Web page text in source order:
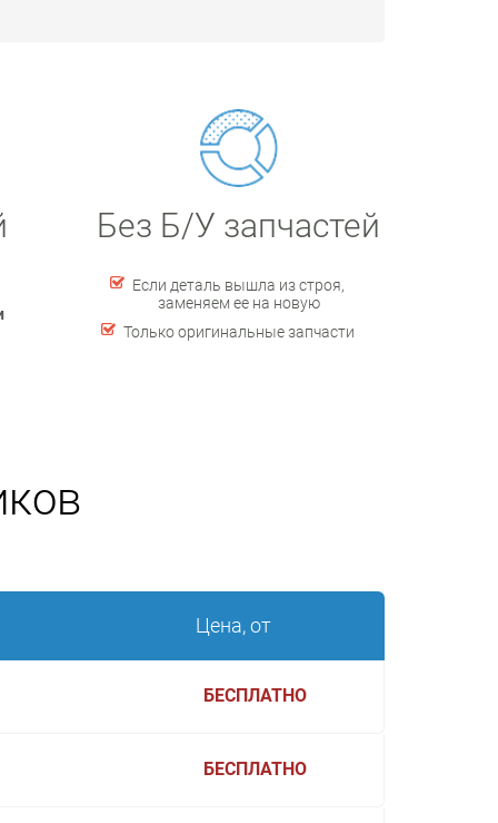
Без Б/У запчастей
Если деталь вышла из строя,
заменяем ее на новую
Только оригинальные запчасти
Цена, от
БЕСПЛАТНО
БЕСПЛАТНО